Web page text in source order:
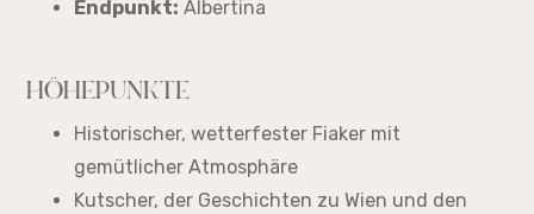
Endpunkt: Albertina
HÖHEPUNKTE
Historischer, wetterfester Fiaker mit
gemütlicher Atmosphäre
Kutscher, der Geschichten zu Wien und den